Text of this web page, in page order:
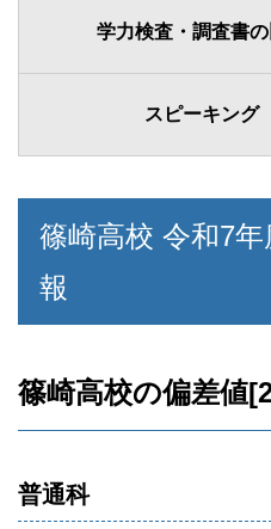
学力検査・調査書
スピーキング
篠崎高校 令和7
報
篠崎高校の偏差値
普通科